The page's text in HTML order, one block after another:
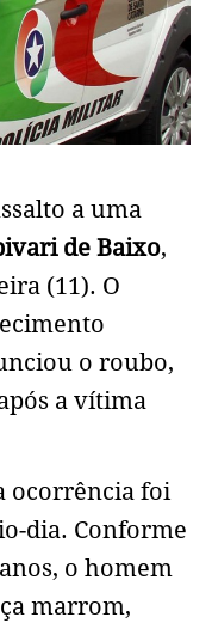
a uma
de Baixo,
(11). O
o roubo,
a vítima
ocorrência foi
dia. Conforme
o homem
marrom,